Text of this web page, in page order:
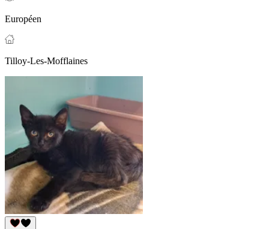
Européen
Tilloy-Les-Mofflaines